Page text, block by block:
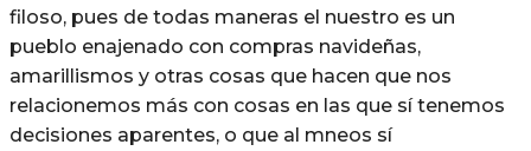
filoso, pues de todas maneras el nuestro es un
pueblo enajenado con compras navideñas,
amarillismos y otras cosas que hacen que nos
relacionemos más con cosas en las que sí tenemos
decisiones aparentes, o que al mneos sí